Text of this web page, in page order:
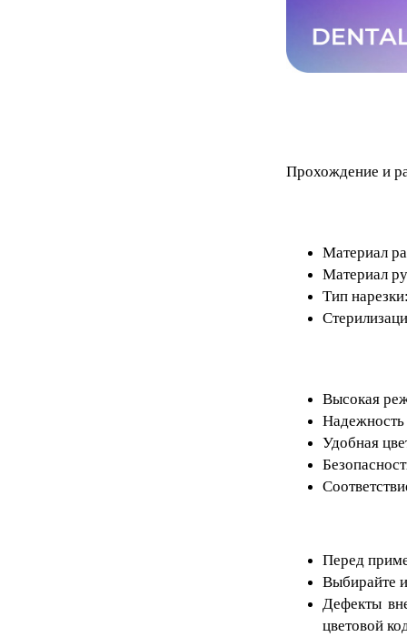
Прохождение и
Материал
Материал
Тип
Высокая
Надежность
Удобная
Перед
Выбирайте
Дефекты
цветовой